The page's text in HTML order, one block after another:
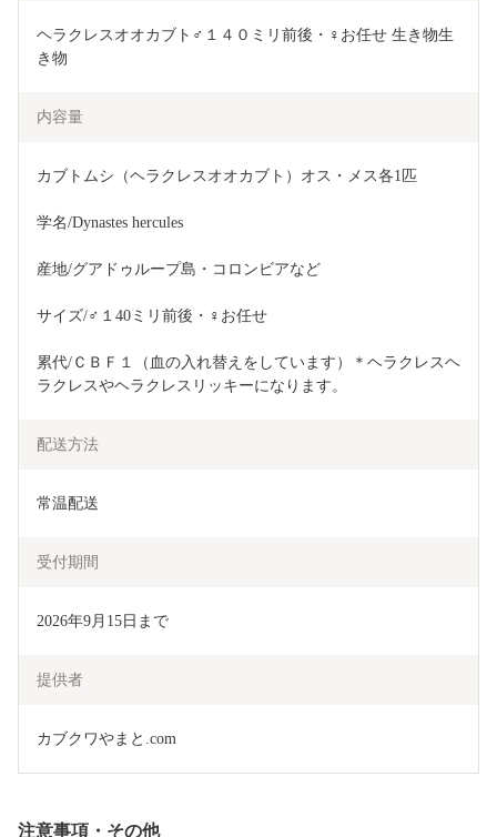
ヘラクレスオオカブト♂１４０ミリ前後・♀お任せ 生き物生
き物
内容量
カブトムシ（ヘラクレスオオカブト）オス・メス各1匹
学名/Dynastes hercules
産地/グアドゥループ島・コロンビアなど
サイズ/♂１40ミリ前後・♀お任せ
累代/ＣＢＦ１（血の入れ替えをしています）＊ヘラクレスヘ
ラクレスやヘラクレスリッキーになります。
配送方法
常温配送
受付期間
2026年9月15日まで
提供者
カブクワやまと.com
注意事項・その他